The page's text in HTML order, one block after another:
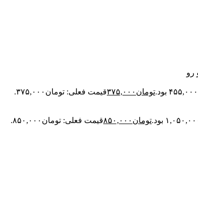
تومان ۳۷۵,۰۰۰قیمت فعلی: تومان۳۷۵,۰۰۰.
تومان ۸۵۰,۰۰۰قیمت فعلی: تومان۸۵۰,۰۰۰.